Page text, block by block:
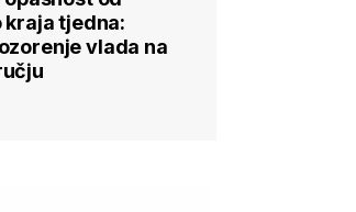
tjedna:
vlada na